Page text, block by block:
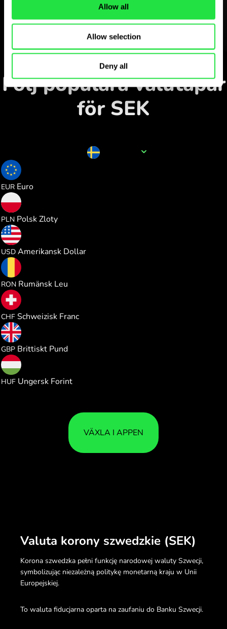
Allow all
Allow selection
Deny all
och registrera dig på några
minuter.
Växla i appen
Följ populära valutapar
för SEK
EUR Euro
PLN Polsk Zloty
USD Amerikansk Dollar
RON Rumänsk Leu
CHF Schweizisk Franc
GBP Brittiskt Pund
HUF Ungersk Forint
VÄXLA I APPEN
Valuta korony szwedzkie (SEK)
Korona szwedzka pełni funkcję narodowej waluty Szwecji,
symbolizując niezależną politykę monetarną kraju w Unii
Europejskiej.
To waluta fiducjarna oparta na zaufaniu do Banku Szwecji.